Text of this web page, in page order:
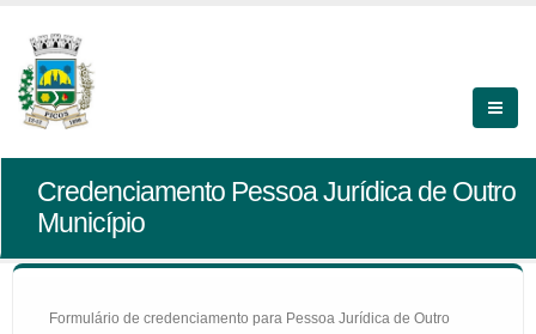
Credenciamento Pessoa Jurídica de Outro
Município
Formulário de credenciamento para Pessoa Jurídica de Outro